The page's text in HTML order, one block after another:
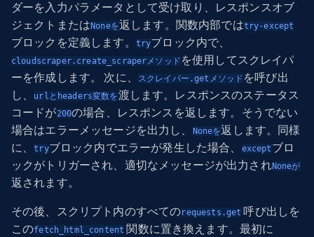
ダーを入力パラメータとして受け取り、レスポンスオブ
ジェクトまたはNoneを返します。関数内部ではtry-except
ブロックを定義します。 tryブロック内で、
cloudscraper.create_scraperメソッド を使用してスクレイパ
ーを作成します。 次に、
スクレイパー.getメソッド を呼び出
し、
urlとheaders変数を渡します。レスポンスのステータス
コードが200の場合、レスポンスを返します。そうでない
場合はエラーメッセージを出力し、
Noneを返します。同様
に、tryブロック内でエラーが発生した場合、 except ブロ
ックがトリガーされ、適切なメッセージが出力されNoneが
返されます。
その後、スクリプト内のすべてのrequests.get 呼び出しを
このfetch_html_content 関数に置き換えます。最初に